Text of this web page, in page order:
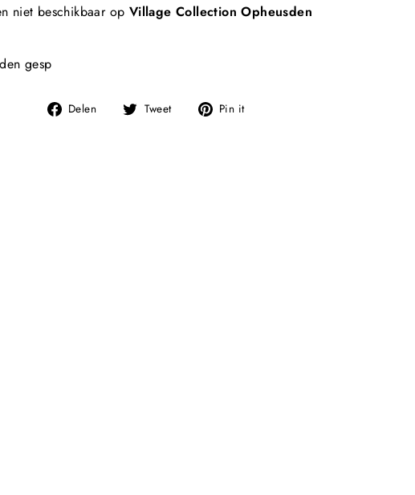
niet beschikbaar op Village Collection Opheusden
gesp
Delen
Deel
Tweet
Tweet Pin it